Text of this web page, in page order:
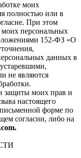
моих
полностью или в
При этом
персональных
152-ФЗ «О
данных в
не являются
защиты моих прав и
настоящего
форме по
согласии, либо на